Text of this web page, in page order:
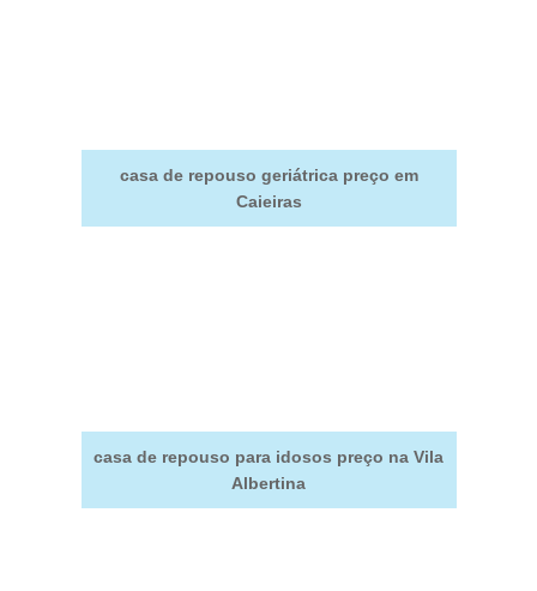
casa de repouso geriátrica preço em
Caieiras
casa de repouso para idosos preço na Vila
Albertina